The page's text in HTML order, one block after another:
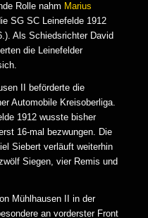
Rolle nahm Marius
SG SC Leinefelde 1912
Als Schiedsrichter David
die Leinefelder
II beförderte die
Automobile Kreisoberliga.
1912 wusste bisher
16-mal bezwungen. Die
Siebert verläuft weiterhin
Siegen, vier Remis und
Mühlhausen II in der
an vorderster Front